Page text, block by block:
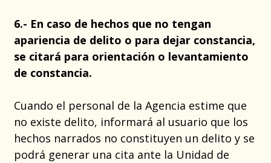
6.- En caso de hechos que no tengan
apariencia de delito o para dejar constancia,
se citará para orientación o levantamiento
de constancia.
Cuando el personal de la Agencia estime que
no existe delito, informará al usuario que los
hechos narrados no constituyen un delito y se
podrá generar una cita ante la Unidad de